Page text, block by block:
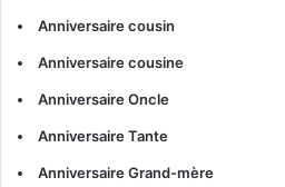
Anniversaire cousin
Anniversaire cousine
Anniversaire Oncle
Anniversaire Tante
Anniversaire Grand-mère